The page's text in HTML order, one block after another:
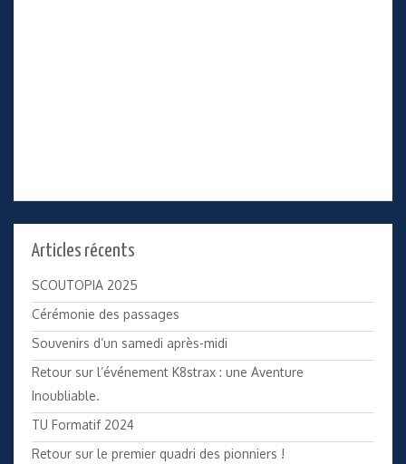
Articles récents
SCOUTOPIA 2025
Cérémonie des passages
Souvenirs d’un samedi après-midi
Retour sur l’événement K8strax : une Aventure
Inoubliable.
TU Formatif 2024
Retour sur le premier quadri des pionniers !